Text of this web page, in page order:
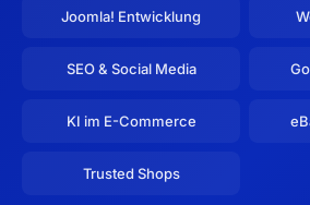
Joomla! Entwicklung
SEO & Social Media
KI im E-Commerce
Trusted Shops